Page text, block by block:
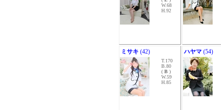
W.68
H.92
ミサキ (42)
T.170
B.80
( B )
W.59
H.85
ハヤマ (54)